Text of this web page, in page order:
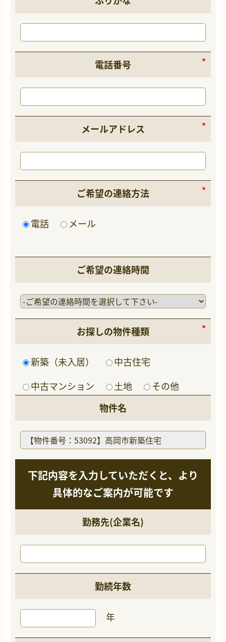
電話番号
メールアドレス
ご希望の連絡方法
電話 メール
ご希望の連絡時間
お探しの物件種類
新築（未入居）
中古住宅
中古マンション
土地
その他
物件名
下記内容を入力していただくと、より
具体的なご案内が可能です
勤務先(企業名)
勤続年数
年